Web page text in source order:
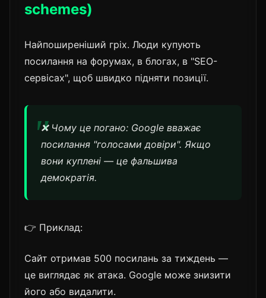
schemes)
Найпоширеніший гріх. Люди купують
посилання на форумах, в блогах, в "SEO-
сервісах", щоб швидко підняти позиції.
❌ Чому це погано: Google вважає
посилання "голосами довіри". Якщо
вони куплені — це фальшива
демократія.
👉 Приклад:
Сайт отримав 500 посилань за тиждень —
це виглядає як атака. Google може знизити
його або видалити.